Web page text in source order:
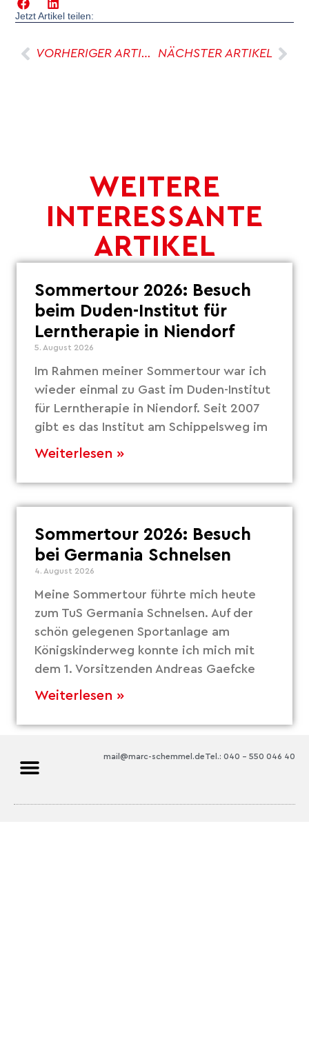
Jetzt Artikel teilen:
VORHERIGER ARTIKEL NÄCHSTER ARTIKEL
WEITERE
INTERESSANTE
ARTIKEL
Sommertour 2026: Besuch
beim Duden-Institut für
Lerntherapie in Niendorf
5. August 2026
Im Rahmen meiner Sommertour war ich
wieder einmal zu Gast im Duden-Institut
für Lerntherapie in Niendorf. Seit 2007
gibt es das Institut am Schippelsweg im
Weiterlesen »
Sommertour 2026: Besuch
bei Germania Schnelsen
4. August 2026
Meine Sommertour führte mich heute
zum TuS Germania Schnelsen. Auf der
schön gelegenen Sportanlage am
Königskinderweg konnte ich mich mit
dem 1. Vorsitzenden Andreas Gaefcke
Weiterlesen »
Tel.: 040 – 550 046 40
mail@marc-schemmel.de